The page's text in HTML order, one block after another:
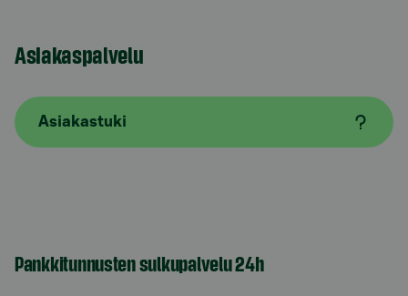
Asiakaspalvelu
Asiakastuki
Pankkitunnusten sulkupalvelu 24h